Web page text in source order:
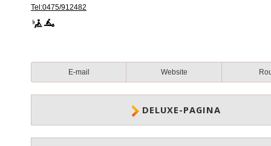
Tel:0475/912482
E-mail Website
DELUXE-PAGINA